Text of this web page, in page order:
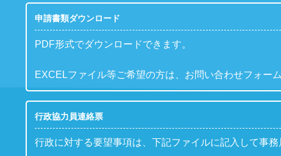
申請書類ダウンロード
PDF形式でダウンロードできます。
EXCELファイル等ご希望の方は、お問い合わせフォー
行政協力員連絡票
行政に対する要望事項は、下記ファイルに記入して事務